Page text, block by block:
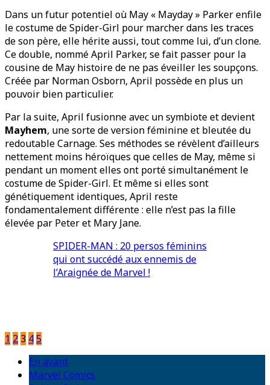
Dans un futur potentiel où May « Mayday » Parker enfile
le costume de Spider-Girl pour marcher dans les traces
de son père, elle hérite aussi, tout comme lui, d’un clone.
Ce double, nommé April Parker, se fait passer pour la
cousine de May histoire de ne pas éveiller les soupçons.
Créée par Norman Osborn, April possède en plus un
pouvoir bien particulier.
Par la suite, April fusionne avec un symbiote et devient
Mayhem, une sorte de version féminine et bleutée du
redoutable Carnage. Ses méthodes se révèlent d’ailleurs
nettement moins héroïques que celles de May, même si
pendant un moment elles ont porté simultanément le
costume de Spider-Girl. Et même si elles sont
génétiquement identiques, April reste
fondamentalement différente : elle n’est pas la fille
élevée par Peter et Mary Jane.
SPIDER-MAN : 20 persos féminins
qui ont succédé aux ennemis de
l’Araignée de Marvel !
1 2 3 45
En avant
Marvel Comics